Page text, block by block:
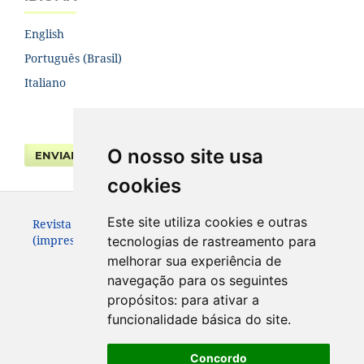
O nosso site usa
cookies
Este site utiliza cookies e outras
tecnologias de rastreamento para
melhorar sua experiência de
navegação para os seguintes
propósitos: para ativar a
funcionalidade básica do site.
Concordo
English
Português (Brasil)
Italiano
ENVIAR SUBMISSÃO
Revista da Faculdade de Direito UFPR. ISSN 0104-3315
(impresso – até 2013) e 2236-7284 (eletrônico).